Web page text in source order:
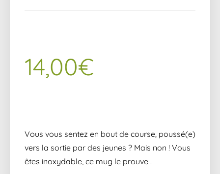
14,00€
Vous vous sentez en bout de course, poussé(e)
vers la sortie par des jeunes ? Mais non ! Vous
êtes inoxydable, ce mug le prouve !